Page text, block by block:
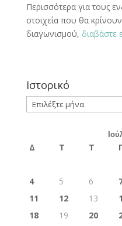
Περισσότερα για τους
στοιχεία που θα
διαγωνισμού, διαβάστε
Ιστορικό
Ιστορικό
Δ Τ Τ
4
5 6
11
12 13
18
19 20